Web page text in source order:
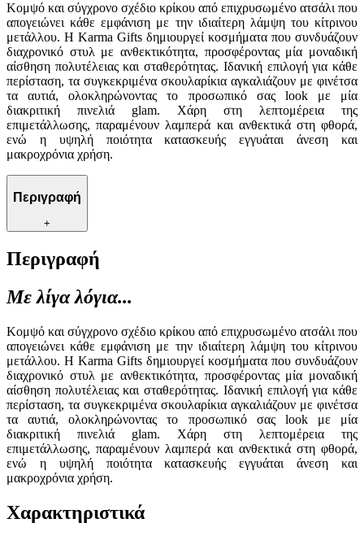
Κομψό και σύγχρονο σχέδιο κρίκου από επιχρυσωμένο ατσάλι που
απογειώνει κάθε εμφάνιση με την ιδιαίτερη λάμψη του κίτρινου
μετάλλου. Η Karma Gifts δημιουργεί κοσμήματα που συνδυάζουν
διαχρονικό στυλ με ανθεκτικότητα, προσφέροντας μία μοναδική
αίσθηση πολυτέλειας και σταθερότητας. Ιδανική επιλογή για κάθε
περίσταση, τα συγκεκριμένα σκουλαρίκια αγκαλιάζουν με φινέτσα
τα αυτιά, ολοκληρώνοντας το προσωπικό σας look με μία
διακριτική πινελιά glam. Χάρη στη λεπτομέρεια της
επιμετάλλωσης, παραμένουν λαμπερά και ανθεκτικά στη φθορά,
ενώ η υψηλή ποιότητα κατασκευής εγγυάται άνεση και
μακροχρόνια χρήση.
Περιγραφή
+
Περιγραφή
Με λίγα λόγια...
Κομψό και σύγχρονο σχέδιο κρίκου από επιχρυσωμένο ατσάλι που
απογειώνει κάθε εμφάνιση με την ιδιαίτερη λάμψη του κίτρινου
μετάλλου. Η Karma Gifts δημιουργεί κοσμήματα που συνδυάζουν
διαχρονικό στυλ με ανθεκτικότητα, προσφέροντας μία μοναδική
αίσθηση πολυτέλειας και σταθερότητας. Ιδανική επιλογή για κάθε
περίσταση, τα συγκεκριμένα σκουλαρίκια αγκαλιάζουν με φινέτσα
τα αυτιά, ολοκληρώνοντας το προσωπικό σας look με μία
διακριτική πινελιά glam. Χάρη στη λεπτομέρεια της
επιμετάλλωσης, παραμένουν λαμπερά και ανθεκτικά στη φθορά,
ενώ η υψηλή ποιότητα κατασκευής εγγυάται άνεση και
μακροχρόνια χρήση.
Χαρακτηριστικά